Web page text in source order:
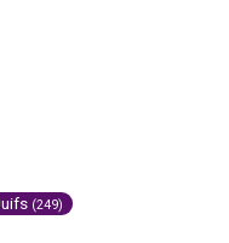
(249)